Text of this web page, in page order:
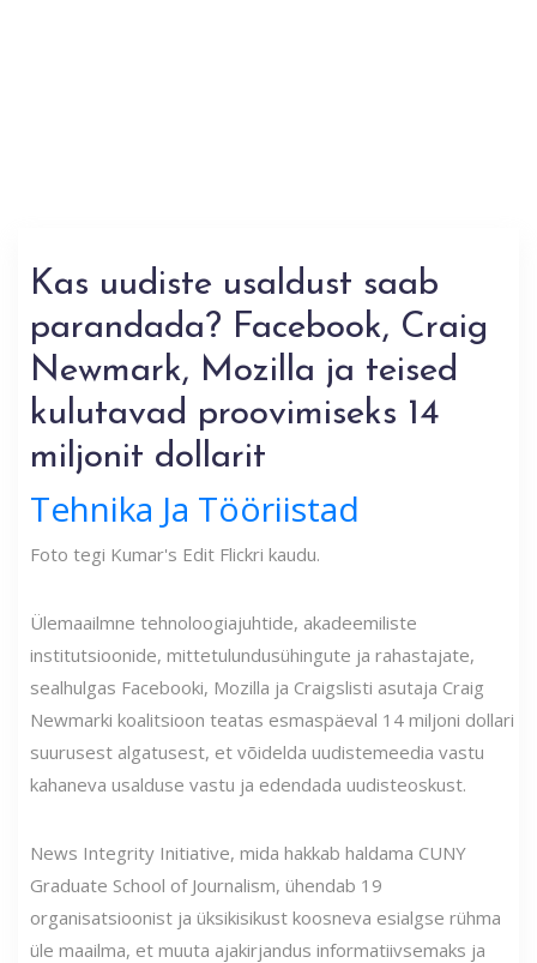
Kas uudiste usaldust saab
parandada? Facebook, Craig
Newmark, Mozilla ja teised
kulutavad proovimiseks 14
miljonit dollarit
Tehnika Ja Tööriistad
Foto tegi Kumar's Edit Flickri kaudu.
Ülemaailmne tehnoloogiajuhtide, akadeemiliste
institutsioonide, mittetulundusühingute ja rahastajate,
sealhulgas Facebooki, Mozilla ja Craigslisti asutaja Craig
Newmarki koalitsioon teatas esmaspäeval 14 miljoni dollari
suurusest algatusest, et võidelda uudistemeedia vastu
kahaneva usalduse vastu ja edendada uudisteoskust.
News Integrity Initiative, mida hakkab haldama CUNY
Graduate School of Journalism, ühendab 19
organisatsioonist ja üksikisikust koosneva esialgse rühma
üle maailma, et muuta ajakirjandus informatiivsemaks ja